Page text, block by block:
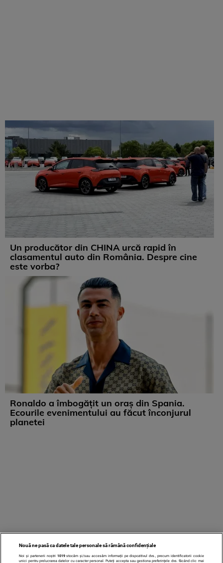
Un producător din CHINA urcă rapid în
clasamentul auto din România. Despre cine
este vorba?
Ronaldo a îmbogățit un oraș din Spania.
Ecourile evenimentului au făcut înconjurul
planetei
Nouă ne pasă ca datele tale personale să rămână confidențiale
Noi și partenerii noștri 1019stocăm și/sau accesăm informații pe dispozitivul dvs., precum identificatorii cookie
unici pentru prelucrarea datelor cu caracter personal. Puteți accepta sau gestiona preferințele dvs. făcând clic mai